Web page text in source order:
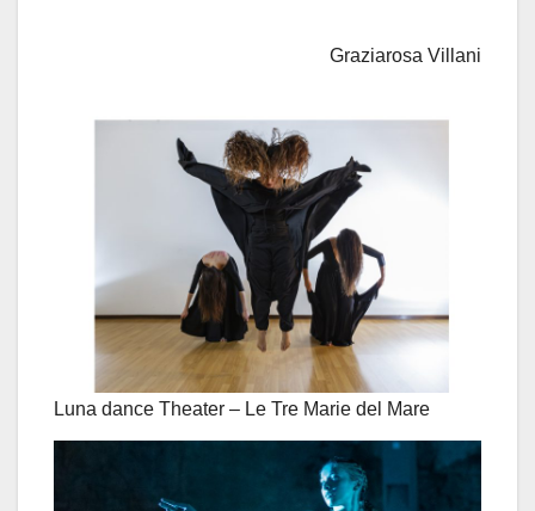
Graziarosa Villani
Luna dance Theater – Le Tre Marie del Mare